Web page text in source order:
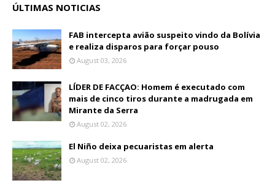
ÚLTIMAS NOTICIAS
FAB intercepta avião suspeito vindo da Bolívia
e realiza disparos para forçar pouso
August 03, 2026
LÍDER DE FACÇAO: Homem é executado com
mais de cinco tiros durante a madrugada em
Mirante da Serra
August 02, 2026
El Niño deixa pecuaristas em alerta
August 02, 2026